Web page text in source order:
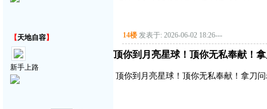
【天地自容】
新手上路
14楼 发表于: 2026-06-02 18:26---
顶你到月亮星球！顶你无私奉献！
顶你到月亮星球！顶你无私奉献！拿刀